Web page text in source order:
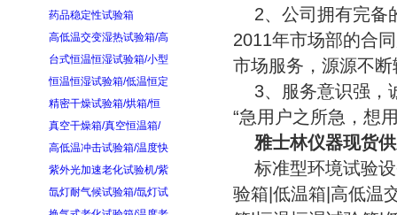
药品稳定性试验箱
高低温交变湿热试验箱/高
台式恒温恒湿试验箱/小型
恒温恒湿试验箱/低温恒定
精密干燥试验箱/烘箱/恒
真空干燥箱/真空恒温箱/
高低温冲击试验箱/温度快
紫外光加速老化试验机/紫
氙灯耐气候试验箱/氙灯试
2、公司拥有完备
2011年市场部的合
市场服务，源源不
3、服务意识强，
“急用户之所急，想
雅士林仪器现货
标准型环境试验设
验箱|低温箱|高低温